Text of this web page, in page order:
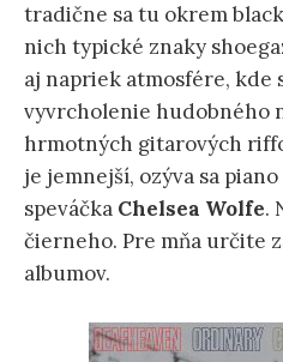
tradične sa tu okrem
nich typické znaky
aj napriek atmosfére, kde
vyvrcholenie hudobného
hrmotných gitarových
je jemnejší, ozýva sa
speváčka Chelsea Wolfe.
čierneho. Pre mňa určite
albumov.